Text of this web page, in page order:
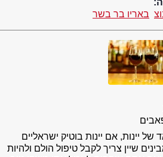
באריו בר בשר
יינות, אם יינות בוטיק ישראליים
שיין צריך לקבל טיפול הולם ולהיות